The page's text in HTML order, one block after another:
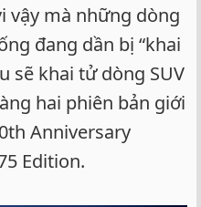
vậy mà những dòng
đang dần bị “khai
sẽ khai tử dòng SUV
hai phiên bản giới
Anniversary
Edition.